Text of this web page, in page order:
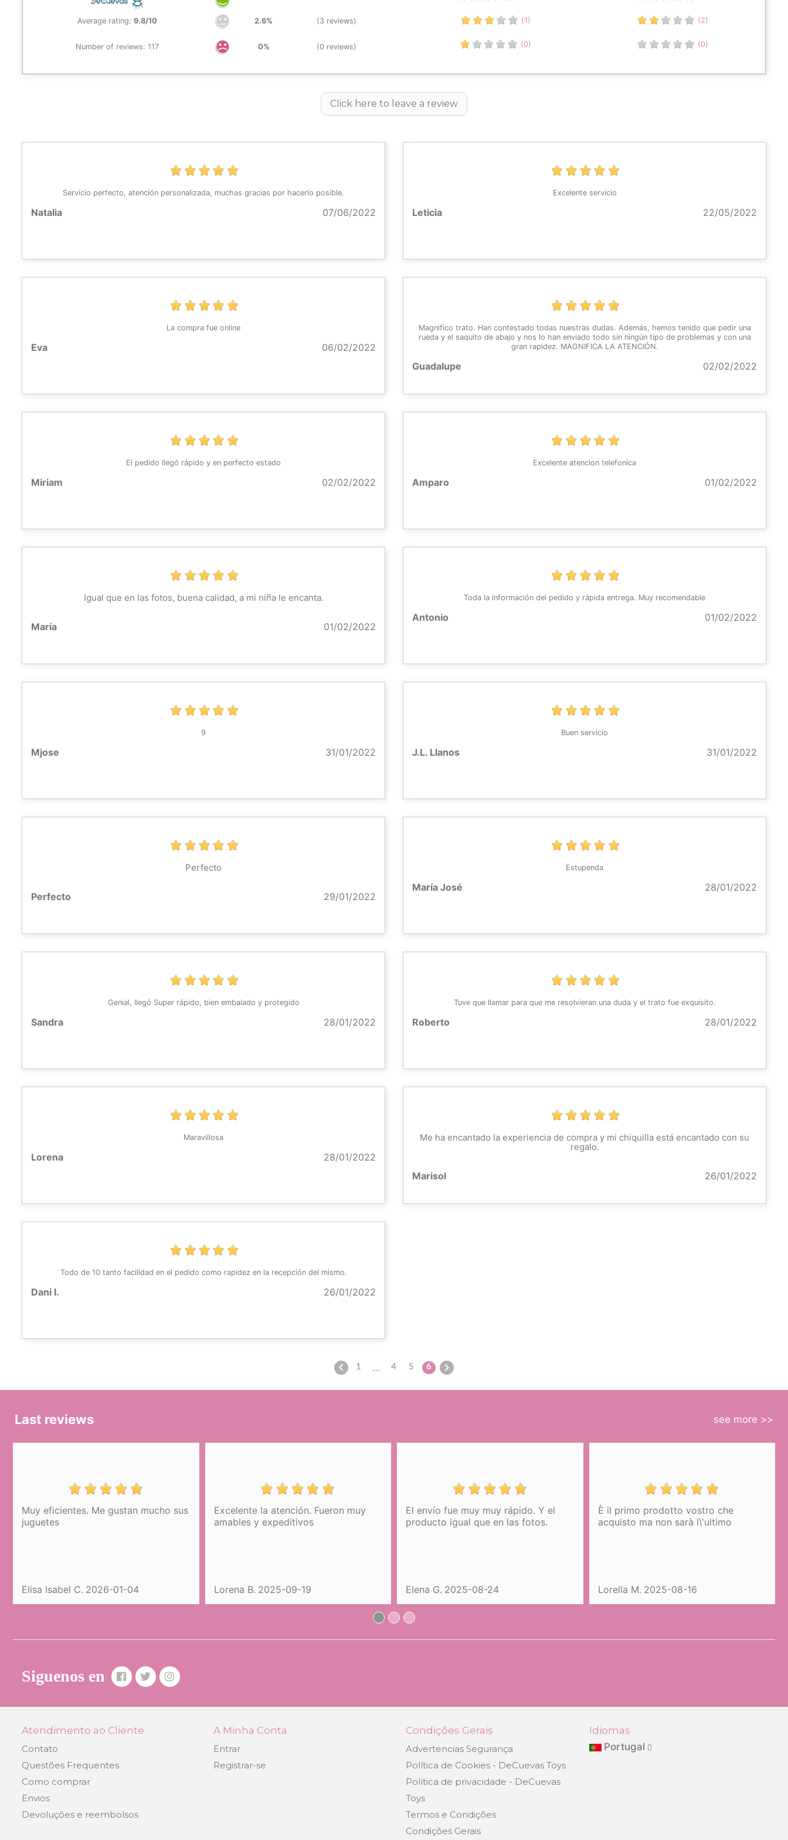
Average rating: 9.8/10 2.6% (3 reviews)
Number of reviews: 117 0% (0 reviews)
(1) (2)
(0) (0)
Click here to leave a review
Servicio perfecto, atención personalizada, muchas gracias por hacerlo posible.
Natalia 07/06/2022
Excelente servicio
Leticia 22/05/2022
La compra fue online
Eva 06/02/2022
Magnifico trato. Han contestado todas nuestras dudas. Además, hemos tenido que pedir una
rueda y el saquito de abajo y nos lo han enviado todo sin ningún tipo de problemas y con una
gran rapidez. MAGNIFICA LA ATENCIÓN.
Guadalupe 02/02/2022
El pedido llegó rápido y en perfecto estado
Miriam 02/02/2022
Excelente atencion telefonica
Amparo 01/02/2022
Igual que en las fotos, buena calidad, a mi niña le encanta.
María 01/02/2022
Toda la información del pedido y rápida entrega. Muy recomendable
Antonio 01/02/2022
9
Mjose 31/01/2022
Buen servicio
J.L. Llanos 31/01/2022
Perfecto
Perfecto 29/01/2022
Estupenda
María José 28/01/2022
Genial, llegó Super rápido, bien embalado y protegido
Sandra 28/01/2022
Tuve que llamar para que me resolvieran una duda y el trato fue exquisito.
Roberto 28/01/2022
Maravillosa
Lorena 28/01/2022
Me ha encantado la experiencia de compra y mi chiquilla está encantado con su
regalo.
Marisol 26/01/2022
Todo de 10 tanto facilidad en el pedido como rapidez en la recepción del mismo.
Dani I. 26/01/2022
 1 … 4 5 6 
Last reviews see more >>
sus
Excelente la atención. Fueron muy
Lorena B. 2025-09-19
El envío fue muy muy rápido. Y el
producto igual que en las fotos.
Elena G. 2025-08-24
È il primo prodotto vostro che
acquisto ma non sarà l\'ultimo
Lorella M. 2025-08-16
DE DIEZ
mangeles g.
Siguenos en
Atendimento ao Cliente
Contato
Questões Frequentes
Como comprar
Envios
Devoluções e reembolsos
A Minha Conta
Entrar
Registrar-se
Condições Gerais
Advertencias Segurança
Política de Cookies - DeCuevas Toys
Política de privacidade - DeCuevas
Toys
Termos e Condições
Condições Gerais
Idiomas
Portugal